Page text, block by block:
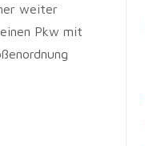
weiter
Pkw mit